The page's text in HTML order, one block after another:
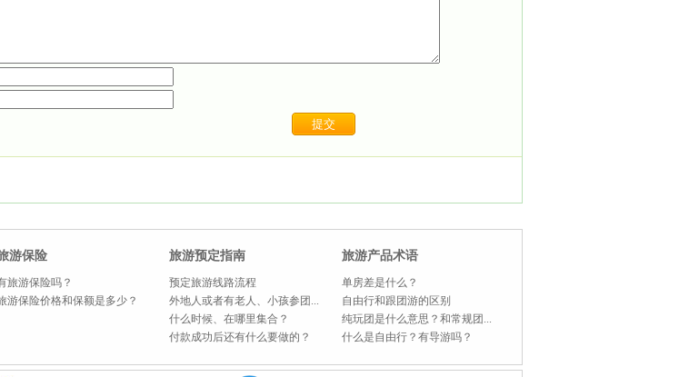
游保险
旅游保险吗？
游保险价格和保额是多少？
旅游预定指南
预定旅游线路流程
外地人或者有老人、小孩参团...
什么时候、在哪里集合？
付款成功后还有什么要做的？
旅游产品术语
单房差是什么？
自由行和跟团游的区别
纯玩团是什么意思？和常规团...
什么是自由行？有导游吗？